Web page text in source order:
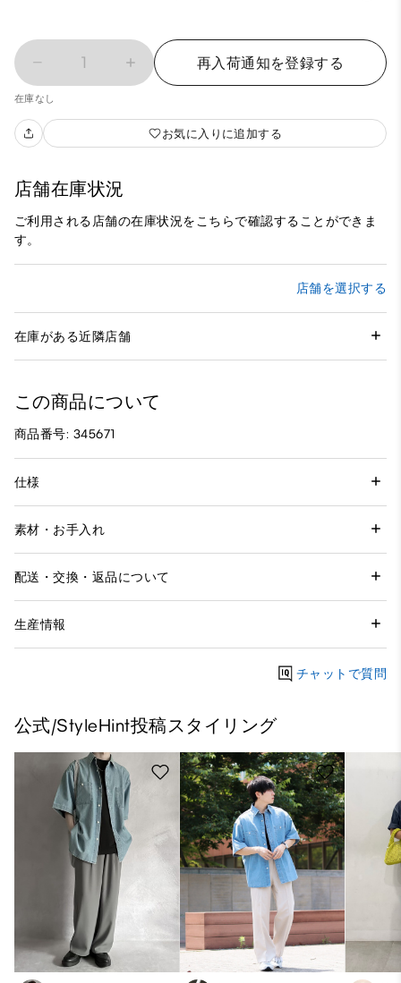
1 再入荷通知を登録する
在庫なし
お気に入りに追加する
店舗在庫状況
ご利用される店舗の在庫状況をこちらで確認することができま
す。
店舗を選択する
在庫がある近隣店舗
この商品について
商品番号: 345671
仕様
素材・お手入れ
配送・交換・返品について
生産情報
チャットで質問
公式/StyleHint投稿スタイリング